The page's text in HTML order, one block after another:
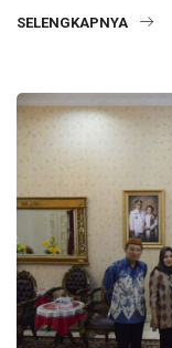
SELENGKAPNYA